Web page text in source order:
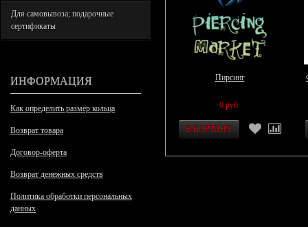
Для самовывоза; подарочные
сертификаты
ИНФОРМАЦИЯ
Как определить размер кольца
Возврат товара
Договор-оферта
Возврат денежных средств
Политика обработки персональных
данных
Пирсинг
0 руб.